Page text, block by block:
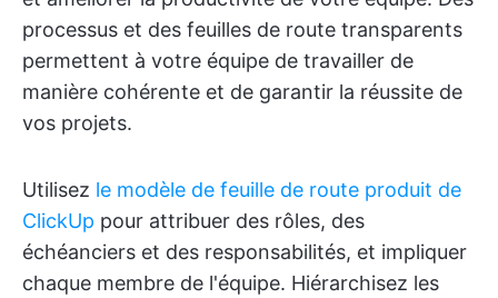
processus et des feuilles de route transparents
permettent à votre équipe de travailler de
manière cohérente et de garantir la réussite de
vos projets.
Utilisez le modèle de feuille de route produit de
ClickUp pour attribuer des rôles, des
échéanciers et des responsabilités, et impliquer
chaque membre de l'équipe. Hiérarchisez les